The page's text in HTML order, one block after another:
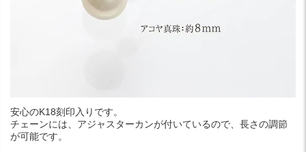
安心のK18刻印入りです。
チェーンには、アジャスターカンが付いているので、長さの調節
が可能です。